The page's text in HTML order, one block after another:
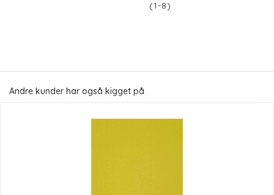
(1-8)
Andre kunder har også kigget på